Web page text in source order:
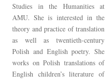
Studies in the Humanities at
AMU. She is interested in the
theory and practice of translation
as well as twentieth-century
Polish and English poetry. She
works on Polish translations of
English children’s literature of